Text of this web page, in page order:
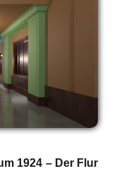
1924 – Der Flur